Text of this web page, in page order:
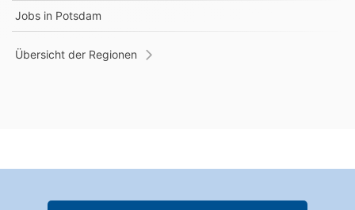
Jobs in Potsdam
Übersicht der Regionen